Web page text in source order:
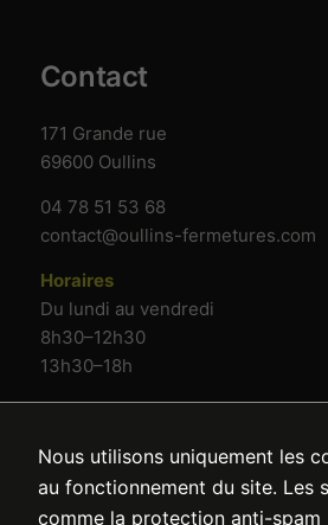
Contact
171 Grande rue
69600 Oullins
04 78 51 53 68
contact@oullins-fermetures.com
Horaires
Du lundi au vendredi
8h30–12h30
13h30–18h
Nous utilisons uniquement les
au fonctionnement du site. Les
comme la protection anti-spam